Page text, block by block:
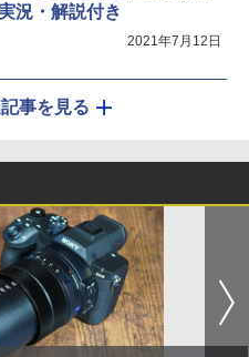
況・解説付き
2021年7月12日
事を見る